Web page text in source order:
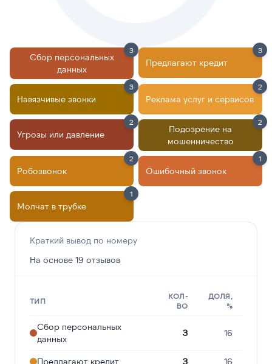
Сбор персональных
данных
3
Предлагают кредит
3
Навязчивые звонки
3
Реклама услуг и сервисов
2
Угрозы или давление
2
Подозрение на
мошенничество
2
Робозвонок
2
Ошибочный звонок
1
Молчат в трубке
1
Краткий вывод по номеру
На основе 19 отзывов
ТИП
КОЛ-
ВО
ДОЛЯ,
%
Сбор персональных
данных
3 16
Предлагают кредит 3 16